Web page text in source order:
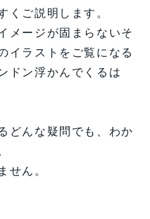
くご説明します。
メージが固まらないそ
イラストをご覧になる
ドン浮かんでくるは
どんな疑問でも、わか
せん。